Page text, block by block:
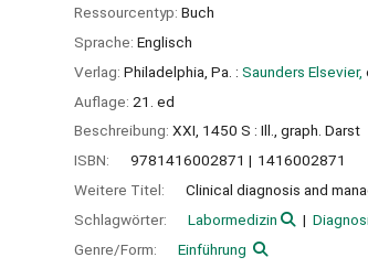
Ressourcentyp: Buch
Sprache: Englisch
Verlag: Philadelphia, Pa. : Saunders Elsevier,
Auflage: 21. ed
Beschreibung: XXI, 1450 S : Ill., graph. Darst
ISBN:
9781416002871
1416002871
Weitere Titel:
Clinical diagnosis and
Schlagwörter:
Labormedizin
Genre/Form:
Einführung